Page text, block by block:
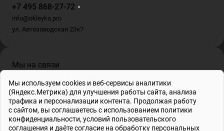
+7 495 868-27-72
info@okleyka.pro
ул. Автозаводская 23к7
Мы на связи
ИП Гриб О.В. , ИНН 695001862778, ОГРНИП 317695200010804
© 2026 Все права защищены
Мы используем cookies и веб-сервисы аналитики
(Яндекс.Метрика) для улучшения работы сайта, анализа
трафика и персонализации контента. Продолжая работу
с сайтом, вы соглашаетесь с использованием политики
конфиденциальности, условий пользовательского
соглашения и даётесогласие на обработку персональных